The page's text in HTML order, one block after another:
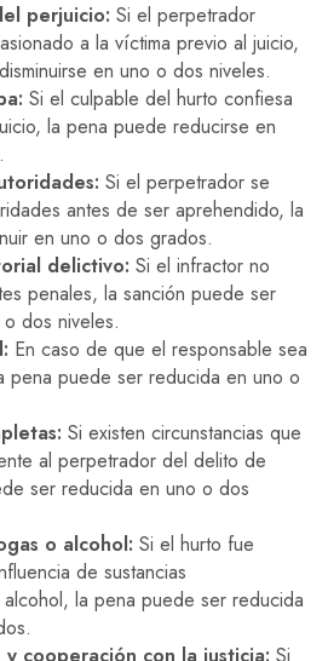
perjuicio: Si el perpetrador
a la víctima previo al juicio,
en uno o dos niveles.
Si el culpable del hurto confiesa
la pena puede reducirse en
Si el perpetrador se
antes de ser aprehendido, la
en uno o dos grados.
delictivo: Si el infractor no
penales, la sanción puede ser
dos niveles.
En caso de que el responsable sea
pena puede ser reducida en uno o
Si existen circunstancias que
al perpetrador del delito de
ser reducida en uno o dos
o alcohol: Si el hurto fue
de sustancias
la pena puede ser reducida